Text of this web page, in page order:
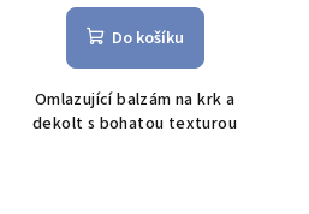
Do košíku
Omlazující balzám na krk a
dekolt s bohatou texturou